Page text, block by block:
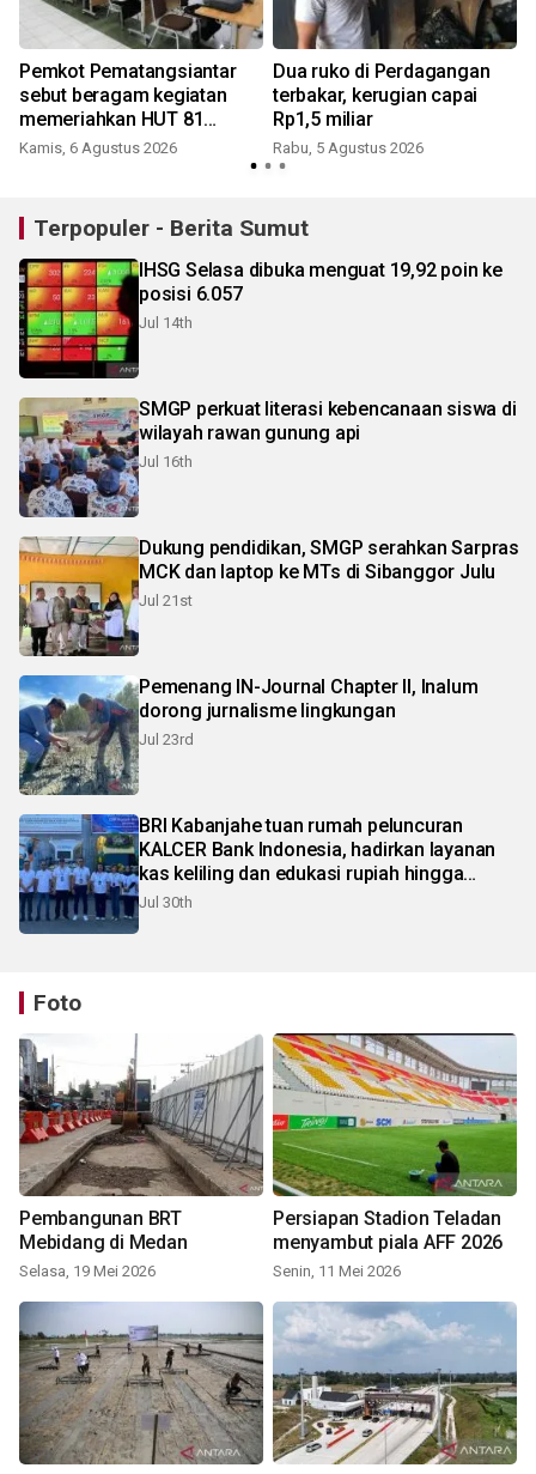
Pemkot Pematangsiantar
sebut beragam kegiatan
memeriahkan HUT 81
Kemerdekaan RI
Kamis, 6 Agustus 2026
Dua ruko di Perdagangan
terbakar, kerugian capai
Rp1,5 miliar
Rabu, 5 Agustus 2026
Terpopuler - Berita Sumut
IHSG Selasa dibuka menguat 19,92 poin ke
posisi 6.057
Jul 14th
SMGP perkuat literasi kebencanaan siswa di
wilayah rawan gunung api
Jul 16th
Dukung pendidikan, SMGP serahkan Sarpras
MCK dan laptop ke MTs di Sibanggor Julu
Jul 21st
Pemenang IN-Journal Chapter II, Inalum
dorong jurnalisme lingkungan
Jul 23rd
BRI Kabanjahe tuan rumah peluncuran
KALCER Bank Indonesia, hadirkan layanan
kas keliling dan edukasi rupiah hingga
pelosok Karo
Jul 30th
Foto
Pembangunan BRT
Mebidang di Medan
Selasa, 19 Mei 2026
Persiapan Stadion Teladan
menyambut piala AFF 2026
Senin, 11 Mei 2026